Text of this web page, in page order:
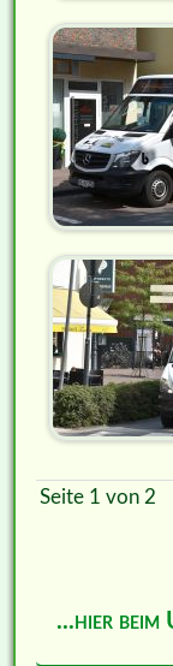
Seite 1 von 2
...hier beim